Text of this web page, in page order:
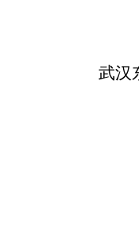
武汉